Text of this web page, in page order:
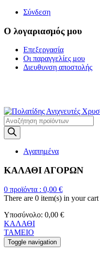
Σύνδεση
Ο λογαριασμός μου
Επεξεργασία
Οι παραγγελίες μου
Διευθυνση αποστολής
Products
search
Αγαπημένα
ΚΑΛΑΘΙ ΑΓΟΡΩΝ
0 προϊόντα : 0,00 €
There are 0 item(s) in your cart
Υποσύνολο: 0,00 €
ΚΑΛΑΘΙ
ΤΑΜΕΙΟ
Toggle navigation